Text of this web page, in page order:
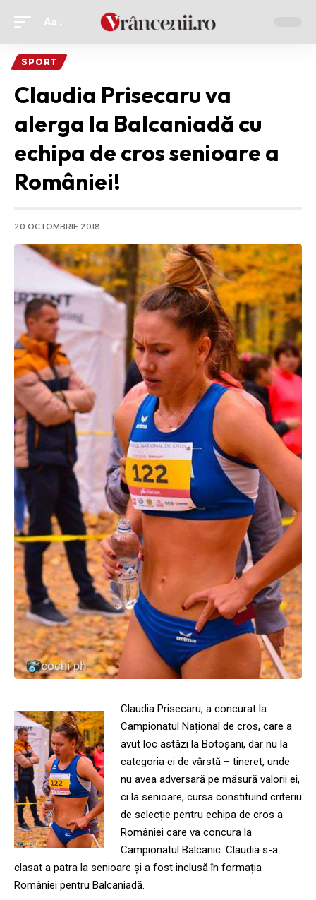
Ajustor
font
Aa
SPORT
Claudia Prisecaru va
alerga la Balcaniadă cu
echipa de cros senioare a
României!
20 OCTOMBRIE 2018
Claudia Prisecaru, a concurat la
Campionatul Național de cros, care a
avut loc astăzi la Botoșani, dar nu la
categoria ei de vârstă – tineret, unde
nu avea adversară pe măsură valorii ei,
ci la senioare, cursa constituind criteriu
de selecție pentru echipa de cros a
României care va concura la
Campionatul Balcanic. Claudia s-a
clasat a patra la senioare și a fost inclusă în formația
României pentru Balcaniadă.